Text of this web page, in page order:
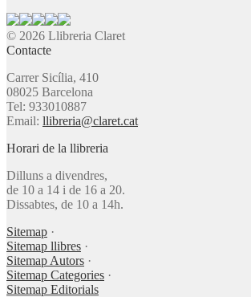
© 2026 Llibreria Claret
Contacte
Carrer Sicília, 410
08025 Barcelona
Tel: 933010887
Email: llibreria@claret.cat
Horari de la llibreria
Dilluns a divendres,
de 10 a 14 i de 16 a 20.
Dissabtes, de 10 a 14h.
Sitemap ·
Sitemap llibres ·
Sitemap Autors ·
Sitemap Categories ·
Sitemap Editorials